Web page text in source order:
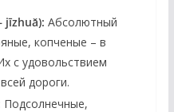
jīzhuǎ): Абсолютный
копченые – в
с удовольствием
дороги.
Подсолнечные,